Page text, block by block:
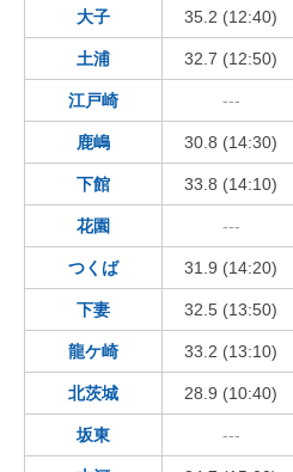
大子 35.2 (12:40)
土浦 32.7 (12:50)
江戸崎 ---
鹿嶋 30.8 (14:30)
下館 33.8 (14:10)
花園 ---
つくば 31.9 (14:20)
下妻 32.5 (13:50)
龍ケ崎 33.2 (13:10)
北茨城 28.9 (10:40)
坂東 ---